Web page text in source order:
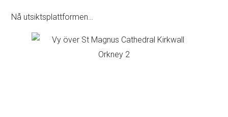
Nå utsiktsplattformen…